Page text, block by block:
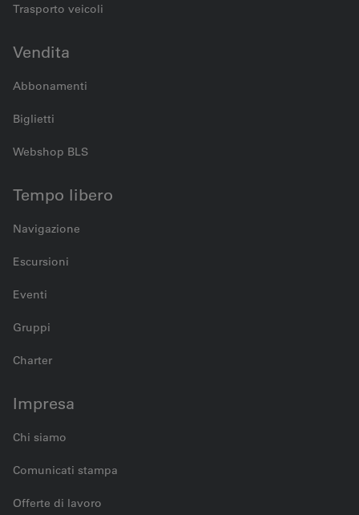
Trasporto veicoli
Vendita
Abbonamenti
Biglietti
Webshop BLS
Tempo libero
Navigazione
Escursioni
Eventi
Gruppi
Charter
Impresa
Chi siamo
Comunicati stampa
Offerte di lavoro